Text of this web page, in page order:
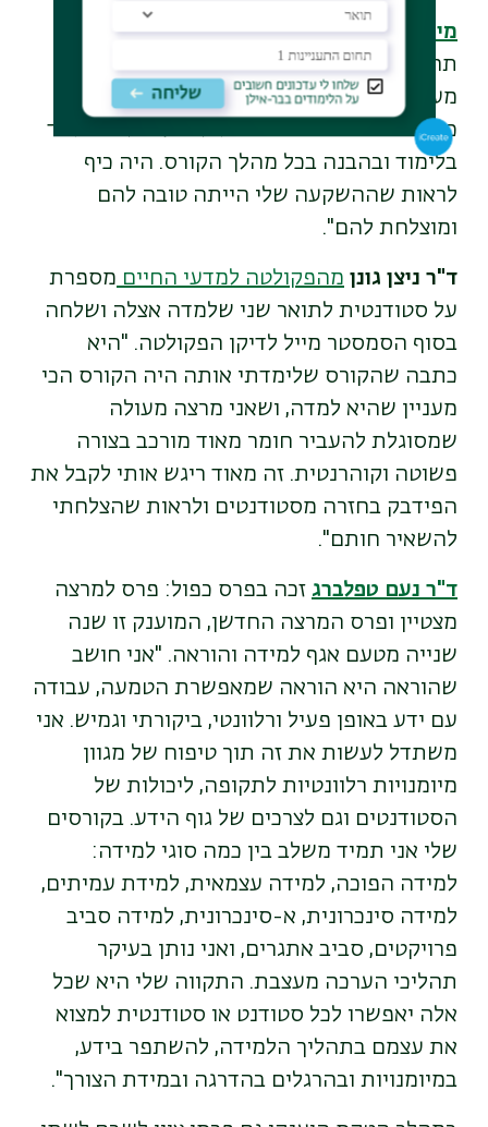
מיכל רוט מהמחלקה לפיזיקהמשקיעה בדפי
תרגול מסודרים שמכילים את כל מה שהיא
מעבירה ומלמדת בתרגול. "כמה מהסטודנטים
כתבו במשובים שהדפים האלה עזרו להם מאוד
בלימוד ובהבנה בכל מהלך הקורס. היה כיף
לראות שההשקעה שלי הייתה טובה להם
ומוצלחת להם".
ד"ר ניצן גונן מהפקולטה למדעי החיים מספרת
על סטודנטית לתואר שני שלמדה אצלה ושלחה
בסוף הסמסטר מייל לדיקן הפקולטה. "היא
כתבה שהקורס שלימדתי אותה היה הקורס הכי
מעניין שהיא למדה, ושאני מרצה מעולה
שמסוגלת להעביר חומר מאוד מורכב בצורה
פשוטה וקוהרנטית. זה מאוד ריגש אותי לקבל את
הפידבק בחזרה מסטודנטים ולראות שהצלחתי
להשאיר חותם".
ד"ר נעם טפלברג זכה בפרס כפול: פרס למרצה
מצטיין ופרס המרצה החדשן, המוענק זו שנה
שנייה מטעם אגף למידה והוראה. "אני חושב
שהוראה היא הוראה שמאפשרת הטמעה, עבודה
עם ידע באופן פעיל ורלוונטי, ביקורתי וגמיש. אני
משתדל לעשות את זה תוך טיפוח של מגוון
מיומנויות רלוונטיות לתקופה, ליכולות של
הסטודנטים וגם לצרכים של גוף הידע. בקורסים
שלי אני תמיד משלב בין כמה סוגי למידה:
למידה הפוכה, למידה עצמאית, למידת עמיתים,
למידה סינכרונית, א-סינכרונית, למידה סביב
פרויקטים, סביב אתגרים, ואני נותן בעיקר
תהליכי הערכה מעצבת. התקווה שלי היא שכל
אלה יאפשרו לכל סטודנט או סטודנטית למצוא
את עצמם בתהליך הלמידה, להשתפר בידע,
במיומנויות ובהרגלים בהדרגה ובמידת הצורך".